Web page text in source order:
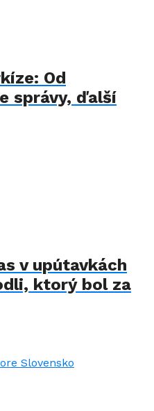
Od
správy, ďalší
v upútavkách
ktorý bol za